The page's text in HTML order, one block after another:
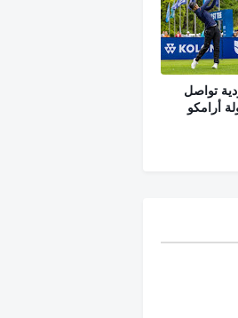
تواصل
أرامكو